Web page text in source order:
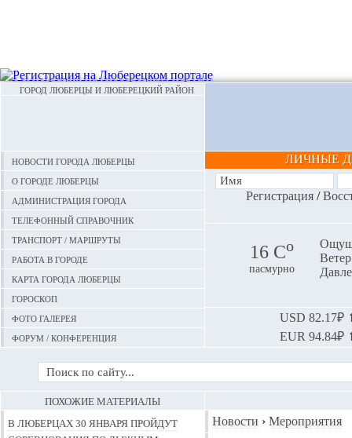
ГОРОД ЛЮБЕРЦЫ И ЛЮБЕРЕЦКИЙ РАЙОН
Новости города Люберцы
О городе Люберцы
Администрация города
Телефонный справочник
Транспорт / маршруты
Работа в городе
Карта города Люберцы
Гороскоп
Фото галерея
Форум / конференция
ЛИЧНЫЕ
Регистрация/
16 Сo
пасмурно
USD 82.17₽
EUR 94.84₽
Новости › Мероприятия
ПОХОЖИЕ МАТЕРИАЛЫ
В Люберцах 30 января пройдут